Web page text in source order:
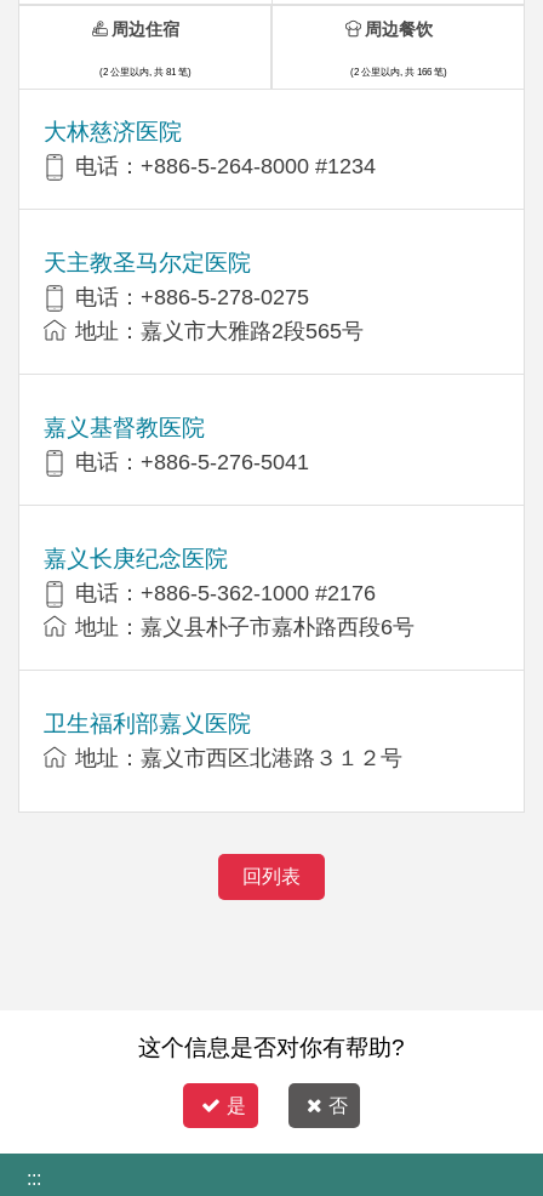
大林慈济医院
电话：+886-5-264-8000 #1234
天主教圣马尔定医院
电话：+886-5-278-0275
地址：嘉义市大雅路2段565号
嘉义基督教医院
电话：+886-5-276-5041
嘉义长庚纪念医院
电话：+886-5-362-1000 #2176
地址：嘉义县朴子市嘉朴路西段6号
卫生福利部嘉义医院
地址：嘉义市西区北港路３１２号
周边住宿
(2 公里以内, 共 81 笔)
周边餐饮
(2 公里以内, 共 166 笔)
回列表
这个信息是否对你有帮助?
是 否
:::